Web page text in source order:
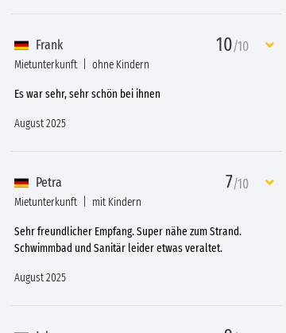
Frank 10/10
Mietunterkunft ohne Kindern
Es war sehr, sehr schön bei ihnen
August 2025
Petra 7/10
Mietunterkunft mit Kindern
Sehr freundlicher Empfang. Super nähe zum Strand.
Schwimmbad und Sanitär leider etwas veraltet.
August 2025